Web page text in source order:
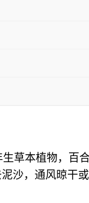
草本植物，百
沙，通风晾干或